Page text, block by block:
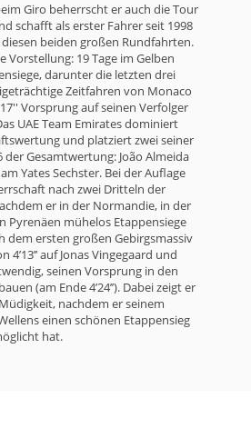
Giro beherrscht er auch die Tour
schafft als erster Fahrer seit 1998
beiden großen Rundfahrten.
Vorstellung: 19 Tage im Gelben
darunter die letzten drei
Zeitfahren von Monaco
Vorsprung auf seinen Verfolger
UAE Team Emirates dominiert
und platziert zwei seiner
der Gesamtwertung: João Almeida
Yates Sechster. Bei der Auflage
nach zwei Dritteln der
er in der Normandie, in der
Pyrenäen mühelos Etappensiege
dem ersten großen Gebirgsmassiv
auf Jonas Vingegaard und
seinen Vorsprung in den
(am Ende 4’24’’). Dabei zeigt er
nachdem er seinem
einen schönen Etappensieg
hat.